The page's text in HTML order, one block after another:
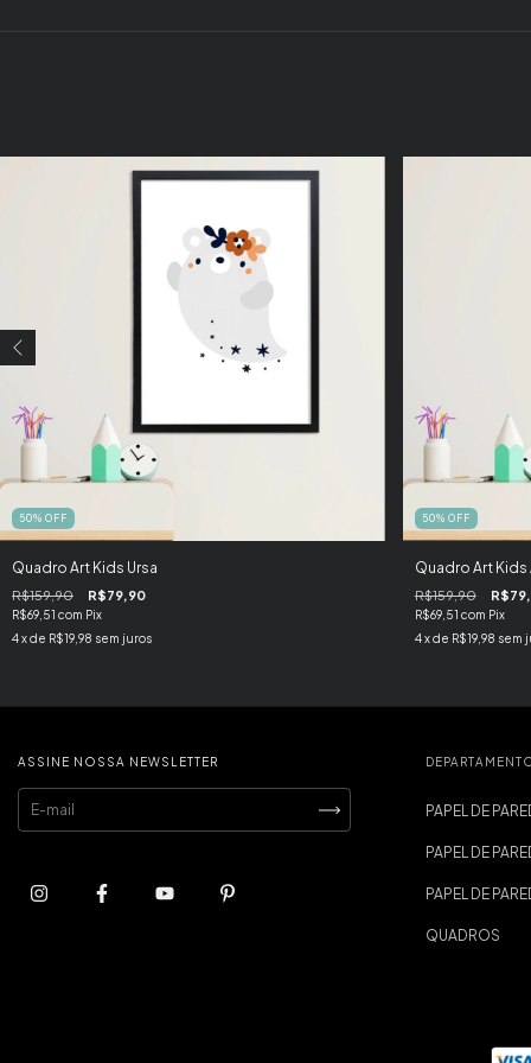
50% OFF
Quadro Art Kids Ursa
R$159,90 R$79,90
R$69,51 com Pix
4x de R$19,98 sem juros
50% OFF
Quadro Art
R$159,90
R$69,51 com Pix
4x de R$19,98 sem
ASSINE NOSSA NEWSLETTER
PAPEL DE
PAPEL DE
PAPEL DE
QUADROS